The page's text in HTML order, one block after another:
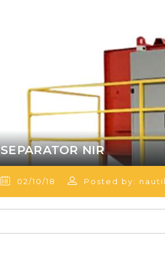
SEPARATOR NIR
02/10/18 Posted by: